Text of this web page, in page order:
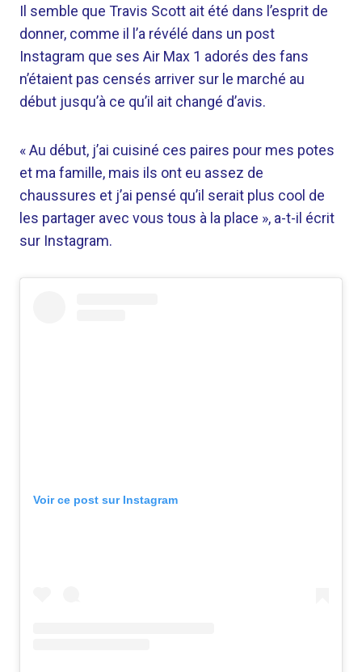
Il semble que Travis Scott ait été dans l’esprit de
donner, comme il l’a révélé dans un post
Instagram que ses Air Max 1 adorés des fans
n’étaient pas censés arriver sur le marché au
début jusqu’à ce qu’il ait changé d’avis.
« Au début, j’ai cuisiné ces paires pour mes potes
et ma famille, mais ils ont eu assez de
chaussures et j’ai pensé qu’il serait plus cool de
les partager avec vous tous à la place », a-t-il écrit
sur Instagram.
Voir ce post sur Instagram